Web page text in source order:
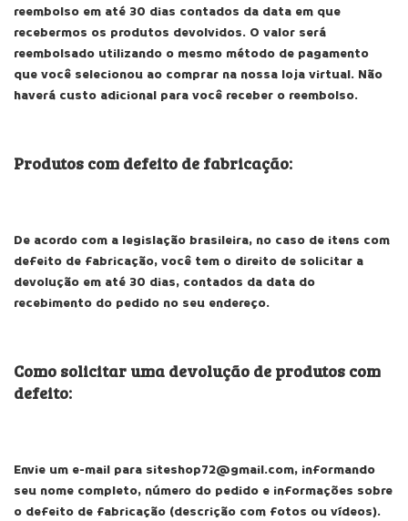
reembolso em até 30 dias contados da data em que
recebermos os produtos devolvidos. O valor será
reembolsado utilizando o mesmo método de pagamento
que você selecionou ao comprar na nossa loja virtual. Não
haverá custo adicional para você receber o reembolso.
Produtos com defeito de fabricação:
De acordo com a legislação brasileira, no caso de itens com
defeito de fabricação, você tem o direito de solicitar a
devolução em até 30 dias, contados da data do
recebimento do pedido no seu endereço.
Como solicitar uma devolução de produtos com
defeito:
Envie um e-mail para siteshop72@gmail.com, informando
seu nome completo, número do pedido e informações sobre
o defeito de fabricação (descrição com fotos ou vídeos).